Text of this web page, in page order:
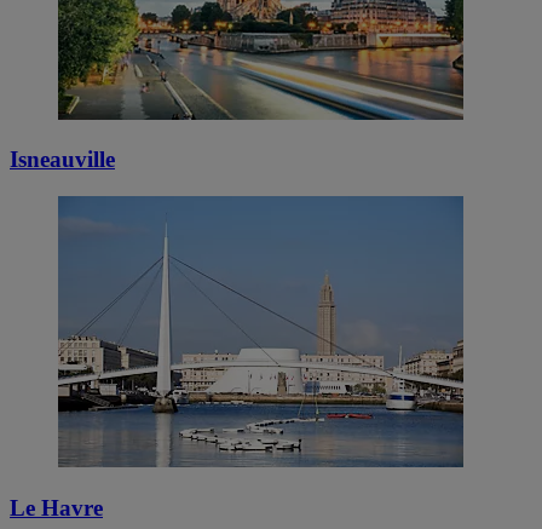
Isneauville
Le Havre